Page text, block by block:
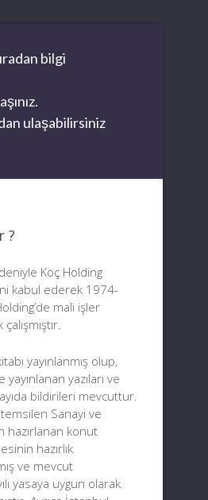
bilgi
ulaşabilirsiniz
?
Koç Holding
kabul ederek 1974-
mali işler
yayınlanmış olup,
yazıları ve
bildirileri mevcuttur.
temsilen Sanayi ve
hazırlanan konut
hazırlık
ve mevcut
yasaya uygun olarak